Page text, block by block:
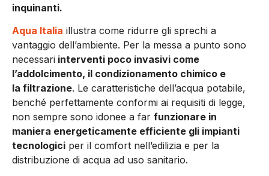
inquinanti.
Aqua Italia illustra come ridurre gli sprechi a
vantaggio dell’ambiente. Per la messa a punto sono
necessari interventi poco invasivi come
l’addolcimento, il condizionamento chimico e
la filtrazione. Le caratteristiche dell’acqua potabile,
benché perfettamente conformi ai requisiti di legge,
non sempre sono idonee a far funzionare in
maniera energeticamente efficiente gli impianti
tecnologici per il comfort nell’edilizia e per la
distribuzione di acqua ad uso sanitario.